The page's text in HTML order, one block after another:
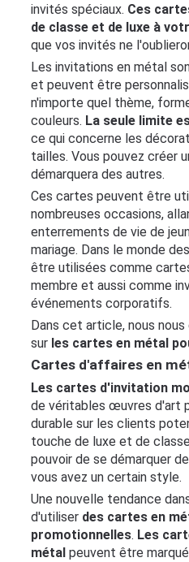
Cartes
express
Exemples
cartes
propos
des
cartes
métalliques
Contact
Blog
Test
Site
invités spéciaux. Ces
de classe et de luxe à
que vos invités ne
Les invitations en métal
et peuvent être
n'importe quel thème,
couleurs. La seule limite
ce qui concerne les
tailles. Vous pouvez créer
démarquera des autres.
Ces cartes peuvent être
nombreuses occasions,
enterrements de vie de
mariage. Dans le monde
être utilisées comme
membre et aussi comme
événements corporatifs.
Dans cet article, nous
sur les cartes en métal
Cartes d'affaires en
Les cartes d'invitation
de véritables œuvres d'art
durable sur les clients
touche de luxe et de
pouvoir de se démarquer
vous avez un certain style.
Une nouvelle tendance
d'utiliser des cartes en
promotionnelles. Les
métal peuvent être